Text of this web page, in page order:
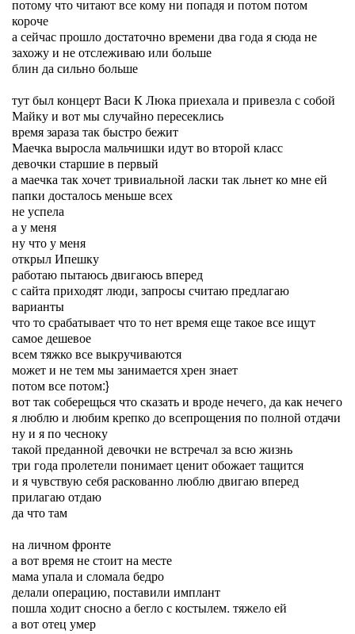
потому что читают все кому ни попадя и потом потом
короче
а сейчас прошло достаточно времени два года я сюда не
захожу и не отслеживаю или больше
блин да сильно больше
тут был концерт Васи К Люка приехала и привезла с собой
Майку и вот мы случайно пересеклись
время зараза так быстро бежит
Маечка выросла мальчишки идут во второй класс
девочки старшие в первый
а маечка так хочет тривиальной ласки так льнет ко мне ей
папки досталось меньше всех
не успела
а у меня
ну что у меня
открыл Ипешку
работаю пытаюсь двигаюсь вперед
с сайта приходят люди, запросы считаю предлагаю
варианты
что то срабатывает что то нет время еще такое все ищут
самое дешевое
всем тяжко все выкручиваются
может и не тем мы занимается хрен знает
потом все потом:}
вот так соберещься что сказать и вроде нечего, да как нечего
я люблю и любим крепко до всепрощения по полной отдачи
ну и я по чесноку
такой преданной девочки не встречал за всю жизнь
три года пролетели понимает ценит обожает тащится
и я чувствую себя раскованно люблю двигаю вперед
прилагаю отдаю
да что там
на личном фронте
а вот время не стоит на месте
мама упала и сломала бедро
делали операцию, поставили имплант
пошла ходит сносно а бегло с костылем. тяжело ей
а вот отец умер